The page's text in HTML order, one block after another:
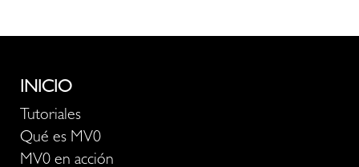
INICIO
Tutoriales
Qué es MV0
MV0 en acción